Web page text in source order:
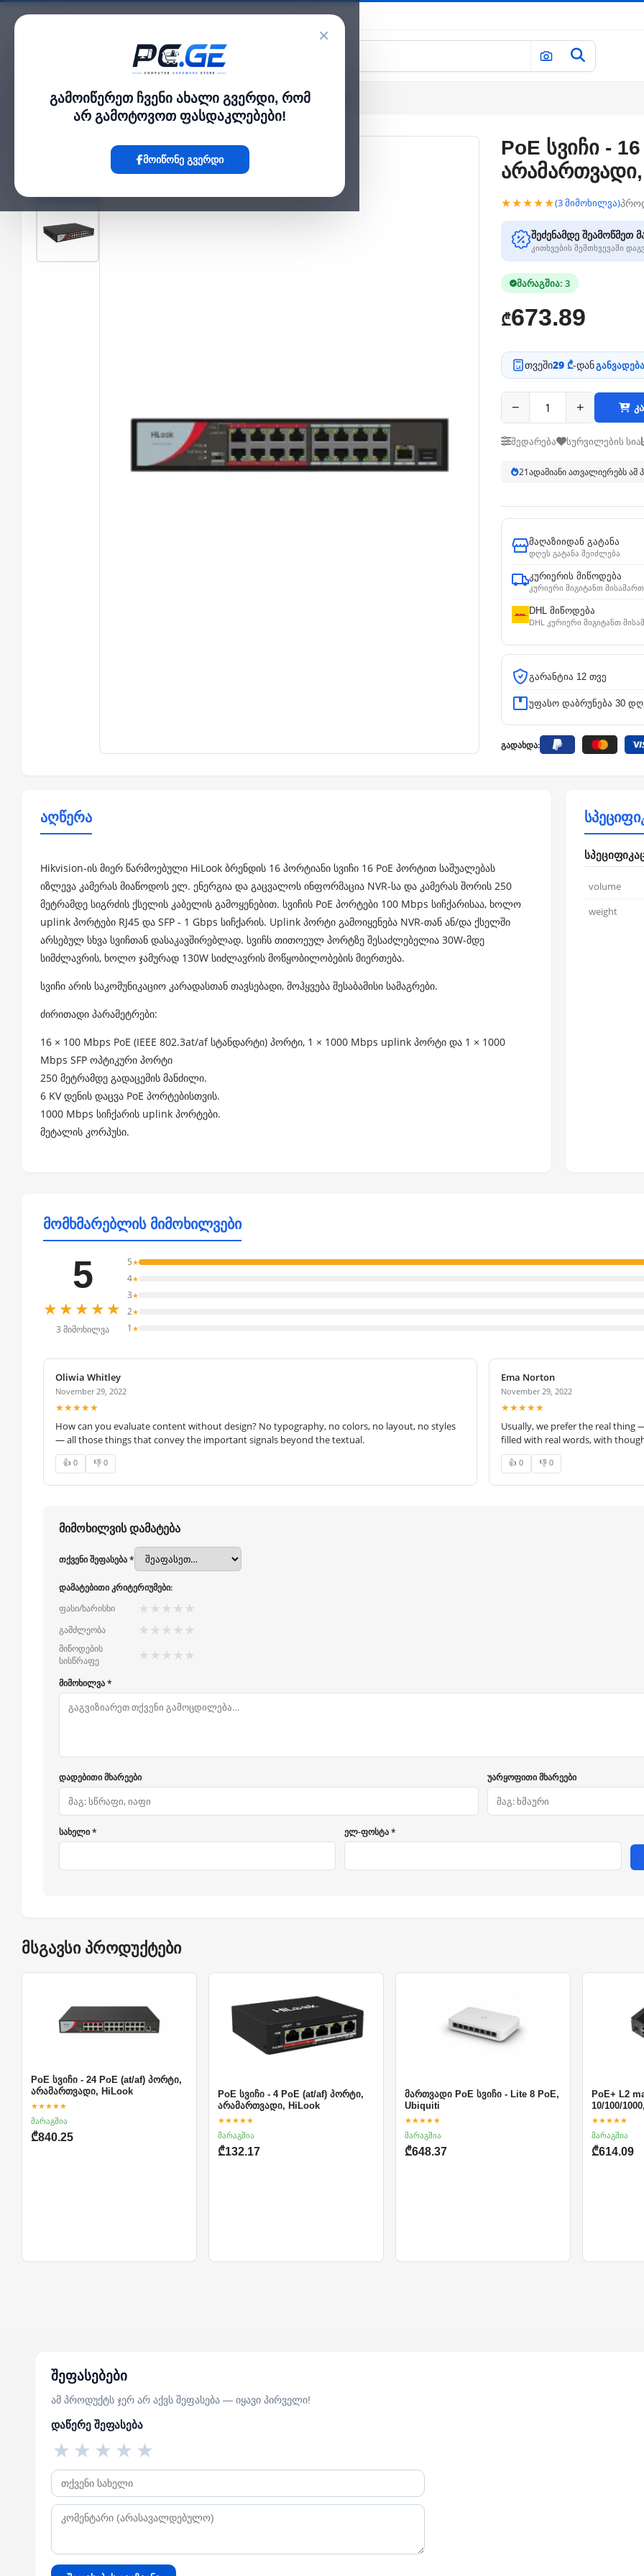
×
გამოიწერეთ ჩვენი ახალი გვერდი, რომ
არ გამოტოვოთ ფასდაკლებები!
მოიწონე გვერდი
კატალოგი
მთავარი›Network Switch›PoE სვიჩი - 16 PoE (at/af) პორტი, არამართვადი, HiLook
PoE სვიჩი -
★★★★★(3 მიმოხილვა)
შეძენამდე შეამოწმეთ
კითხვების შემთხვევაში
მარაგშია: 3
₾673.89
თვეში29 ₾-დანგანვადება
− +
შედარება სურვილების სია
20ადამიანი ათვალიერებს ამ
მაღაზიიდან გატანა
დღეს გატანა შეიძლება
კურიერის მიწოდება
კურიერი მიგიტანთ
DHL მიწოდება
DHL კურიერი მიგიტანთ
გარანტია 12 თვე
უფასო დაბრუნება 30
გადახდა:
აღწერა
Hikvision-ის მიერ წარმოებული HiLook ბრენდის 16 პორტიანი სვიჩი 16 PoE პორტით საშუალებას
იზლევა კამერას მიაწოდოს ელ. ენერგია და გაცვალოს ინფორმაცია NVR-სა და კამერას შორის 250
მეტრამდე სიგრძის ქსელის კაბელის გამოყენებით. სვიჩის PoE პორტები 100 Mbps სიჩქარისაა, ხოლო
uplink პორტები RJ45 და SFP - 1 Gbps სიჩქარის. Uplink პორტი გამოიყენება NVR-თან ან/და ქსელში
არსებულ სხვა სვიჩთან დასაკავშირებლად. სვიჩს თითოეულ პორტზე შესაძლებელია 30W-მდე
სიმძლავრის, ხოლო ჯამურად 130W სიძლავრის მოწყობილობების მიერთება.
სვიჩი არის საკომუნიკაციო კარადასთან თავსებადი, მოჰყვება შესაბამისი სამაგრები.
ძირითადი პარამეტრები:
16 × 100 Mbps PoE (IEEE 802.3at/af სტანდარტი) პორტი, 1 × 1000 Mbps uplink პორტი და 1 × 1000
Mbps SFP ოპტიკური პორტი
250 მეტრამდე გადაცემის მანძილი.
6 KV დენის დაცვა PoE პორტებისთვის.
1000 Mbps სიჩქარის uplink პორტები.
მეტალის კორპუსი.
volume
weight
მომხმარებლის მიმოხილვები
5
★★★★★
3 მიმოხილვა
5★
4★
3★
2★
1 ★
Oliwia Whitley
November 29, 2022
★★★★★
How can you evaluate content without design? No typography, no colors, no layout, no styles
— all those things that convey the important signals beyond the textual.
👍 0 👎 0
Ema Norton
November 29, 2022
★★★★★
Usually, we prefer the real thing
filled with real words, with
👍 0 👎 0
მიმოხილვის დამატება
თქვენი შეფასება *
დამატებითი კრიტერიუმები:
ფასი/ხარისხი
★ ★ ★ ★ ★
გამძლეობა ★ ★ ★ ★ ★
მიწოდების
სისწრაფე
★ ★ ★ ★ ★
მიმოხილვა *
დადებითი მხარეები უარყოფითი მხარეები
სახელი * ელ-ფოსტა *
მსგავსი პროდუქტები
PoE სვიჩი - 24 PoE (at/af) პორტი,
არამართვადი, HiLook
★★★★★
მარაგშია
₾840.25
PoE სვიჩი - 4 PoE (at/af) პორტი,
არამართვადი, HiLook
★★★★★
მარაგშია
₾132.17
მართვადი PoE სვიჩი - Lite 8 PoE,
Ubiquiti
★★★★★
მარაგშია
₾648.37
PoE+ L2
10/100/
★★★★★
მარაგშია
₾614.09
შეფასებები
ამ პროდუქტს ჯერ არ აქვს შეფასება — იყავი პირველი!
დაწერე შეფასება
★
★
★
★
★